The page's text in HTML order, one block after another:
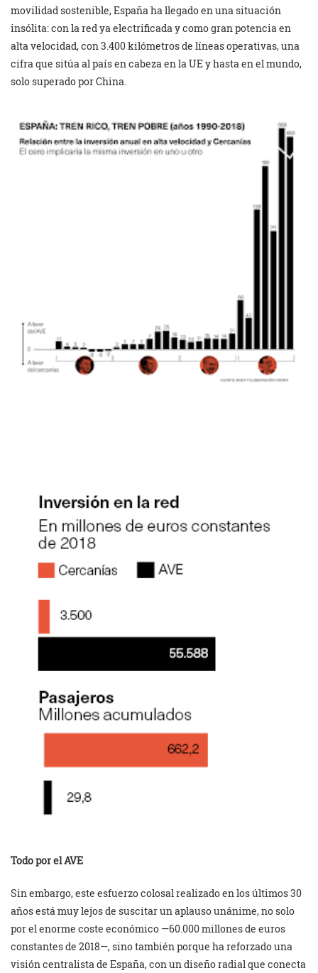
movilidad sostenible, España ha llegado en una situación
insólita: con la red ya electrificada y como gran potencia en
alta velocidad, con 3.400 kilómetros de líneas operativas, una
cifra que sitúa al país en cabeza en la UE y hasta en el mundo,
solo superado por China.
Todo por el AVE
Sin embargo, este esfuerzo colosal realizado en los últimos 30
años está muy lejos de suscitar un aplauso unánime, no solo
por el enorme coste económico —60.000 millones de euros
constantes de 2018—, sino también porque ha reforzado una
visión centralista de España, con un diseño radial que conecta